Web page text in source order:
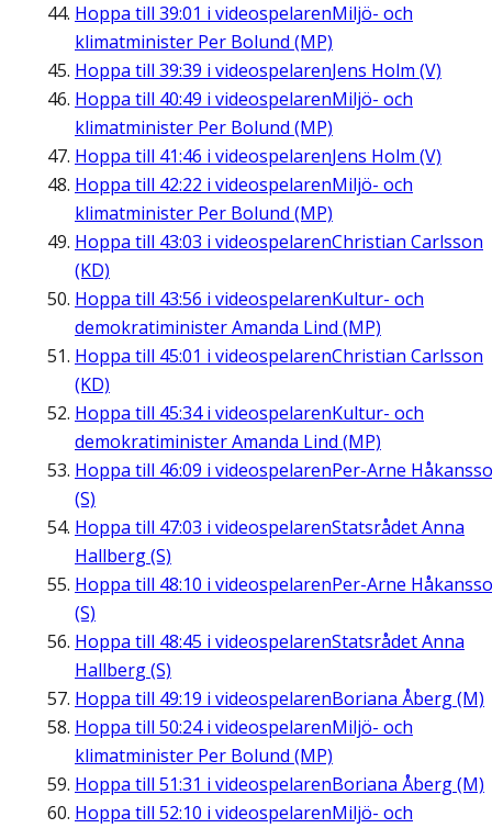
Hoppa till 39:01 i videospelarenMiljö- och
klimatminister Per Bolund (MP)
Hoppa till 39:39 i videospelarenJens Holm (V)
Hoppa till 40:49 i videospelarenMiljö- och
klimatminister Per Bolund (MP)
Hoppa till 41:46 i videospelarenJens Holm (V)
Hoppa till 42:22 i videospelarenMiljö- och
klimatminister Per Bolund (MP)
Hoppa till 43:03 i videospelarenChristian Carlsson
(KD)
Hoppa till 43:56 i videospelarenKultur- och
demokratiminister Amanda Lind (MP)
Hoppa till 45:01 i videospelarenChristian Carlsson
(KD)
Hoppa till 45:34i videospelarenKultur- och
demokratiminister Amanda Lind (MP)
Hoppa till 46:09 i videospelarenPer-Arne
(S)
Hoppa till 47:03 i videospelarenStatsrådet Anna
Hallberg (S)
Hoppa till 48:10 i videospelarenPer-Arne
(S)
Hoppa till 48:45 i videospelarenStatsrådet Anna
Hallberg (S)
Hoppa till 49:19 i videospelarenBoriana Åberg (M)
Hoppa till 50:24i videospelarenMiljö- och
klimatminister Per Bolund (MP)
Hoppa till 51:31 i videospelarenBoriana Åberg (M)
Hoppa till 52:10 i videospelarenMiljö- och